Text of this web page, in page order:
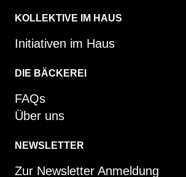
KOLLEKTIVE IM HAUS
Initiativen im Haus
DIE BÄCKEREI
FAQs
Über uns
NEWSLETTER
Zur Newsletter Anmeldung